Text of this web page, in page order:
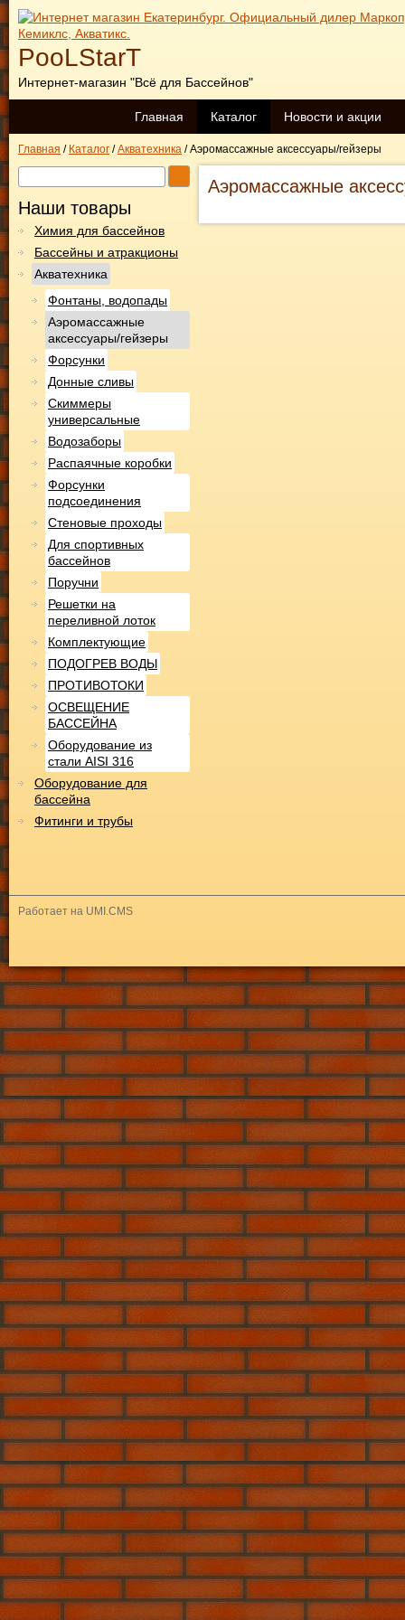
PooLStarT
Интернет-магазин "Всё для Бассейнов"
Главная Каталог Новости и акции
Главная / Каталог / Акватехника / Аэромассажные аксессуары/гейзеры
Наши товары
Химия для бассейнов
Бассейны и атракционы
Акватехника
Фонтаны, водопады
Аэромассажные
аксессуары/гейзеры
Форсунки
Донные сливы
Скиммеры
универсальные
Водозаборы
Распаячные коробки
Форсунки
подсоединения
Стеновые проходы
Для спортивных
бассейнов
Поручни
Решетки на
переливной лоток
Комплектующие
ПОДОГРЕВ ВОДЫ
ПРОТИВОТОКИ
ОСВЕЩЕНИЕ
БАССЕЙНА
Оборудование из
стали AISI 316
Оборудование для
бассейна
Фитинги и трубы
Аэромассажные
Работает на UMI.CMS